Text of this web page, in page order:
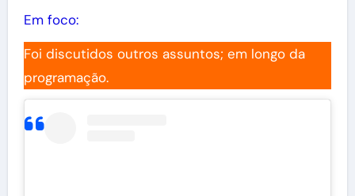
Em foco:
Foi discutidos outros assuntos; em longo da
programação.